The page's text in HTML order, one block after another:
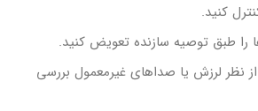
کنید.
را طبق توصیه سازنده تعویض کنید.
نظر لرزش یا صداهای غیرمعمول بررسی